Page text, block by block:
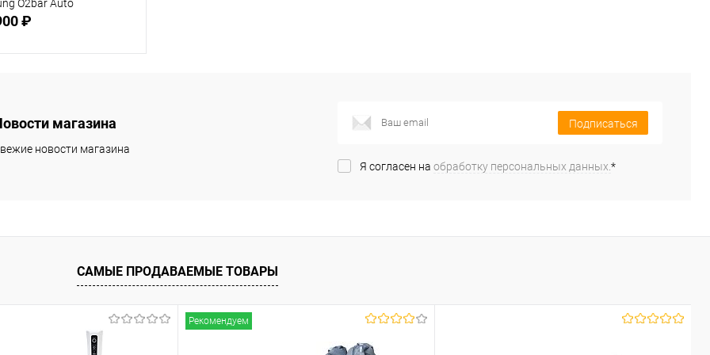
O2bar Auto
₽
магазина
новости магазина
Подписаться
Я согласен на обработку персональных данных. *
САМЫЕ ПРОДАВАЕМЫЕ ТОВАРЫ
Рекомендуем